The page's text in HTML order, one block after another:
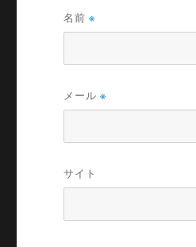
名前※
メール※
サイト